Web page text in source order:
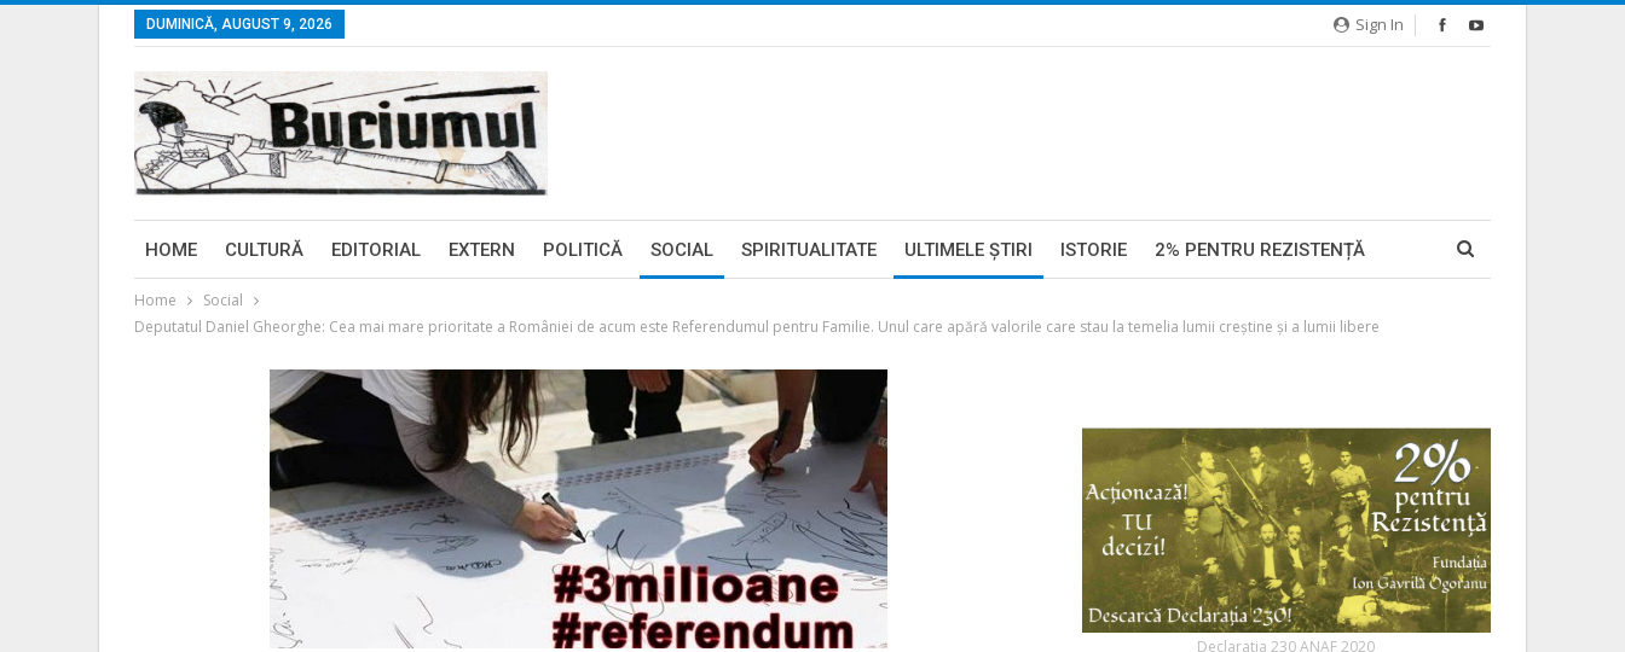
Sign In
DUMINICĂ, AUGUST 9, 2026
HOME CULTURĂ EDITORIAL EXTERN POLITICĂ SOCIAL SPIRITUALITATE ULTIMELE ŞTIRI ISTORIE 2% PENTRU REZISTENȚĂ
Home
Social
Deputatul Daniel Gheorghe: Cea mai mare prioritate a României de acum este Referendumul pentru Familie. Unul care apără valorile care stau la temelia lumii creștine și a lumii libere
Declaratia 230 ANAF 2020